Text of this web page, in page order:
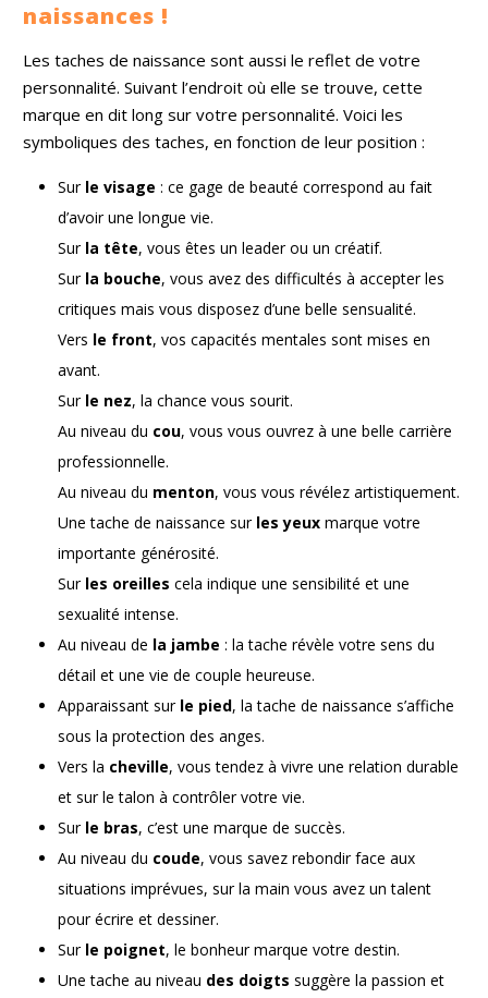
naissances !
Les taches de naissance sont aussi le reflet de votre
personnalité. Suivant l’endroit où elle se trouve, cette
marque en dit long sur votre personnalité. Voici les
symboliques des taches, en fonction de leur position :
Sur le visage : ce gage de beauté correspond au fait
d’avoir une longue vie.
Sur la tête, vous êtes un leader ou un créatif.
Sur la bouche, vous avez des difficultés à accepter les
critiques mais vous disposez d’une belle sensualité.
Vers le front, vos capacités mentales sont mises en
avant.
Sur le nez, la chance vous sourit.
Au niveau du cou, vous vous ouvrez à une belle carrière
professionnelle.
Au niveau du menton, vous vous révélez artistiquement.
Une tache de naissance sur les yeux marque votre
importante générosité.
Sur les oreilles cela indique une sensibilité et une
sexualité intense.
Au niveau de la jambe : la tache révèle votre sens du
détail et une vie de couple heureuse.
Apparaissant sur le pied, la tache de naissance s’affiche
sous la protection des anges.
Vers la cheville, vous tendez à vivre une relation durable
et sur le talon à contrôler votre vie.
Sur le bras, c’est une marque de succès.
Au niveau du coude, vous savez rebondir face aux
situations imprévues, sur la main vous avez un talent
pour écrire et dessiner.
Sur le poignet, le bonheur marque votre destin.
Une tache au niveau des doigts suggère la passion et